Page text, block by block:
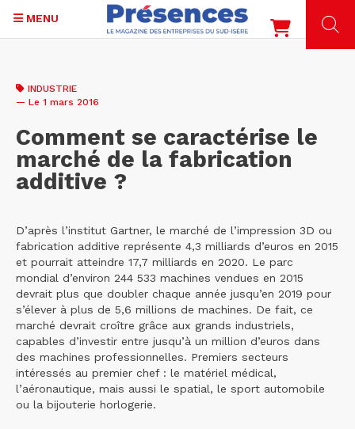
contenu
MENU
INDUSTRIE
— Le 1 mars 2016
Comment se caractérise le
marché de la fabrication
additive ?
D’après l’institut Gartner, le marché de l’impression 3D ou
fabrication additive représente 4,3 milliards d’euros en 2015
et pourrait atteindre 17,7 milliards en 2020. Le parc
mondial d’environ 244 533 machines vendues en 2015
devrait plus que doubler chaque année jusqu’en 2019 pour
s’élever à plus de 5,6 millions de machines. De fait, ce
marché devrait croître grâce aux grands industriels,
capables d’investir entre jusqu’à un million d’euros dans
des machines professionnelles. Premiers secteurs
intéressés au premier chef : le matériel médical,
l’aéronautique, mais aussi le spatial, le sport automobile
ou la bijouterie horlogerie.